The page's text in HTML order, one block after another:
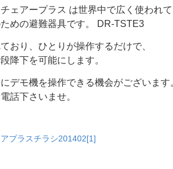
ェアープラス は世界中で広く使われ
めの避難器­具です。 DR-TSTE3
おり、ひとりが操作するだけで、
降­下を可能にします。
デモ機を操作できる機会がございます
話下さいませ。
プラスチラシ201402[1]